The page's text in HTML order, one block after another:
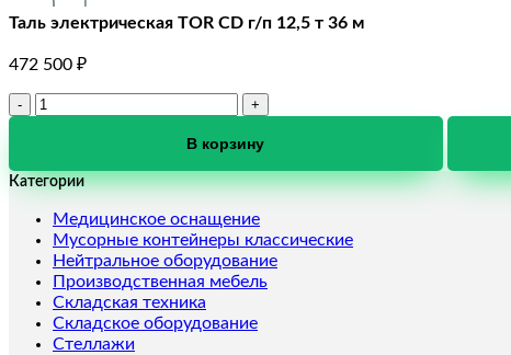
Таль электрическая TOR CD г/п 12,5 т 36 м
472 500 ₽
Количество
TOR
г/
п
12,5
т
36
м
В корзину
Категории
Медицинское оснащение
Мусорные контейнеры классические
Нейтральное оборудование
Производственная мебель
Складская техника
Складское оборудование
Стеллажи